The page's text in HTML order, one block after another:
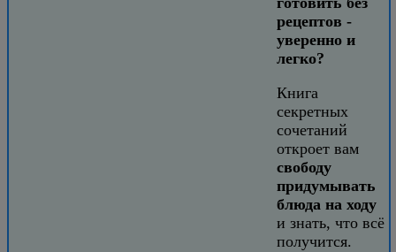
рецептов -
уверенно и
легко?
Книга
секретных
сочетаний
откроет вам
свободу
придумывать
блюда на ходу
и знать, что всё
получится.